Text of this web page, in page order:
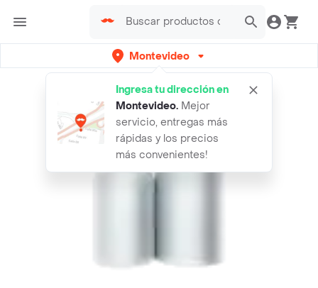
Montevideo
Ingresa tu dirección en
Montevideo. Mejor
servicio, entregas más
rápidas y los precios
más convenientes!